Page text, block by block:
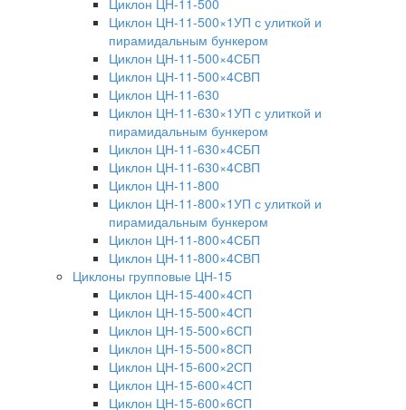
Циклон ЦН-11-500
Циклон ЦН-11-500×1УП с улиткой и
пирамидальным бункером
Циклон ЦН-11-500×4СБП
Циклон ЦН-11-500×4СВП
Циклон ЦН-11-630
Циклон ЦН-11-630×1УП с улиткой и
пирамидальным бункером
Циклон ЦН-11-630×4СБП
Циклон ЦН-11-630×4СВП
Циклон ЦН-11-800
Циклон ЦН-11-800×1УП с улиткой и
пирамидальным бункером
Циклон ЦН-11-800×4СБП
Циклон ЦН-11-800×4СВП
Циклоны групповые ЦН-15
Циклон ЦН-15-400×4СП
Циклон ЦН-15-500×4СП
Циклон ЦН-15-500×6СП
Циклон ЦН-15-500×8СП
Циклон ЦН-15-600×2СП
Циклон ЦН-15-600×4СП
Циклон ЦН-15-600×6СП